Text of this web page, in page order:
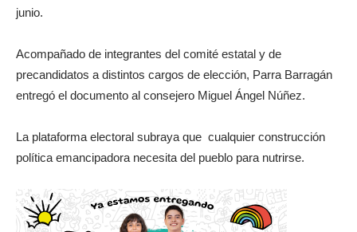
junio.
Acompañado de integrantes del comité estatal y de
precandidatos a distintos cargos de elección, Parra Barragán
entregó el documento al consejero Miguel Ángel Núñez.
La plataforma electoral subraya que cualquier construcción
política emancipadora necesita del pueblo para nutrirse.